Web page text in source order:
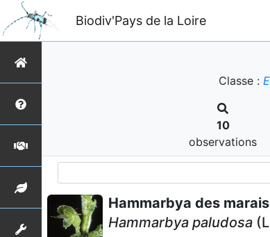
Biodiv'Pays de la Loire
Classe :
10
observations
Hammarbya des marais
Hammarbya paludosa